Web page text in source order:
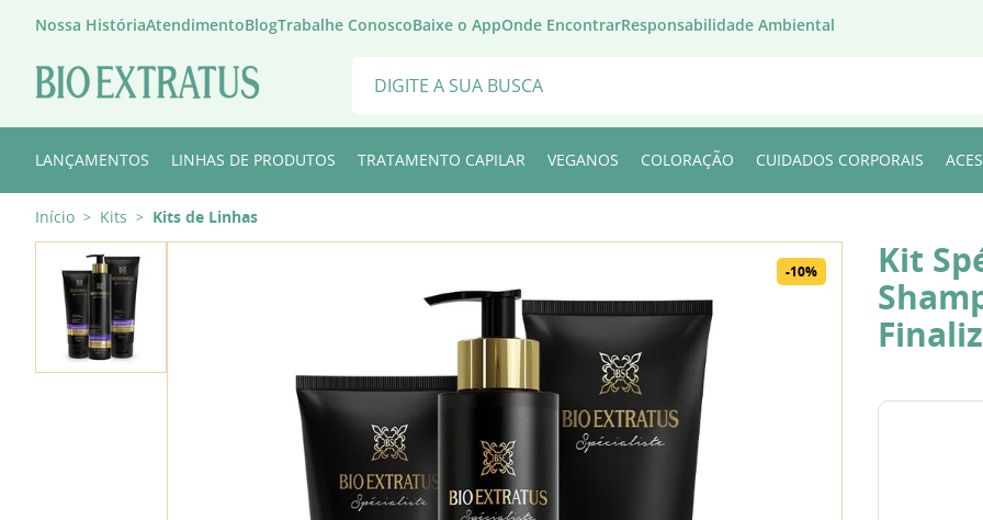
Nossa HistóriaAtendimentoBlogTrabalhe ConoscoBaixe o AppOnde EncontrarResponsabilidade Ambiental
LANÇAMENTOS LINHAS DE PRODUTOS TRATAMENTO CAPILAR VEGANOS COLORAÇÃO CUIDADOS CORPORAIS
Início > Kits > Kits de Linhas
-10%
Kit